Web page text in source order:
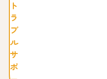
ト
ラ
ブ
ル
サ
ポ